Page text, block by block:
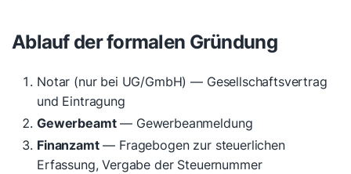
Ablauf der formalen Gründung
Notar (nur bei UG/GmbH) — Gesellschaftsvertrag
und Eintragung
Gewerbeamt— Gewerbeanmeldung
Finanzamt— Fragebogen zur steuerlichen
Erfassung, Vergabe der Steuernummer